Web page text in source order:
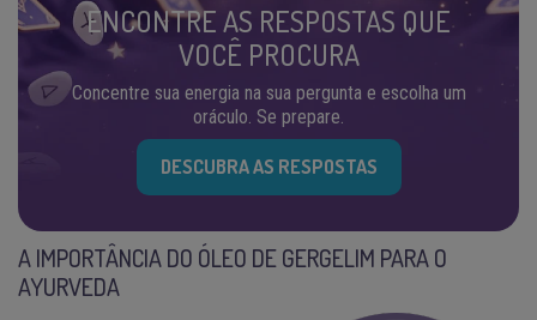
ENCONTRE AS RESPOSTAS QUE
VOCÊ PROCURA
Concentre sua energia na sua pergunta e escolha um
oráculo. Se prepare.
DESCUBRA AS RESPOSTAS
A IMPORTÂNCIA DO ÓLEO DE GERGELIM PARA O
AYURVEDA